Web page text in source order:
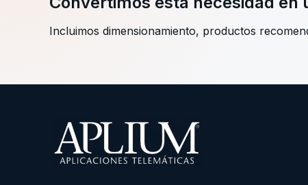
Incluimos dimensionamiento, productos